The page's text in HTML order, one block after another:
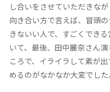
し合いをさせていただきな
向き合い方で言えば、冒頭
きないい人で、すごくでき
いて、最後、田中麗奈さん
ころで、イライラして素が
めるのがなかなか大変でした